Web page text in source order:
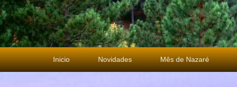
Menu
principal
Inicio Novidades Mês de Nazaré